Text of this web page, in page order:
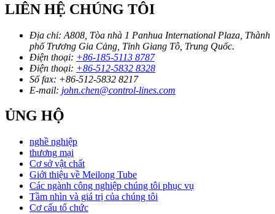
LIÊN HỆ CHÚNG TÔI
Địa chỉ: A808, Tòa nhà 1 Panhua International Plaza, Thành
phố Trương Gia Cảng, Tỉnh Giang Tô, Trung Quốc.
Điện thoại: +86-185-5113 8787
Điện thoại: +86-512-5832 8328
Số fax: +86-512-5832 8217
E-mail: john.chen@control-lines.com
ỦNG HỘ
nghề nghiệp
thương mại
Cơ sở vật chất
Giới thiệu về Meilong Tube
Các ngành công nghiệp chúng tôi phục vụ
Tầm nhìn và giá trị của chúng tôi
Cơ cấu tổ chức